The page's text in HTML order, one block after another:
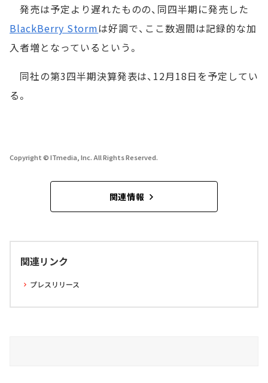
発売は予定より遅れたものの、同四半期に発売した
BlackBerry Stormは好調で、ここ数週間は記録的な加
入者増となっているという。
同社の第3四半期決算発表は、12月18日を予定してい
る。
Copyright © ITmedia, Inc. All Rights Reserved.
関連情報
関連リンク
プレスリリース